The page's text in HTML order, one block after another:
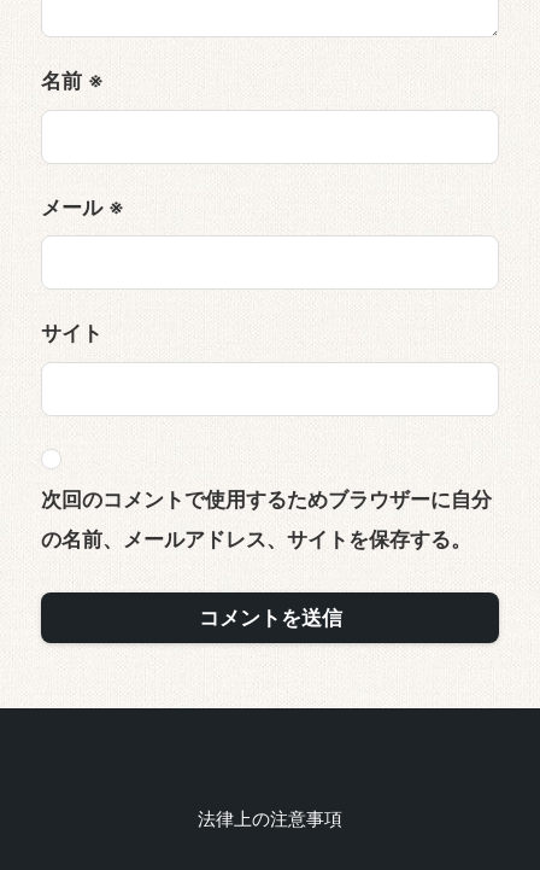
名前 ※
メール ※
サイト
次回のコメントで使用するためブラウザーに自分
の名前、メールアドレス、サイトを保存する。
法律上の注意事項